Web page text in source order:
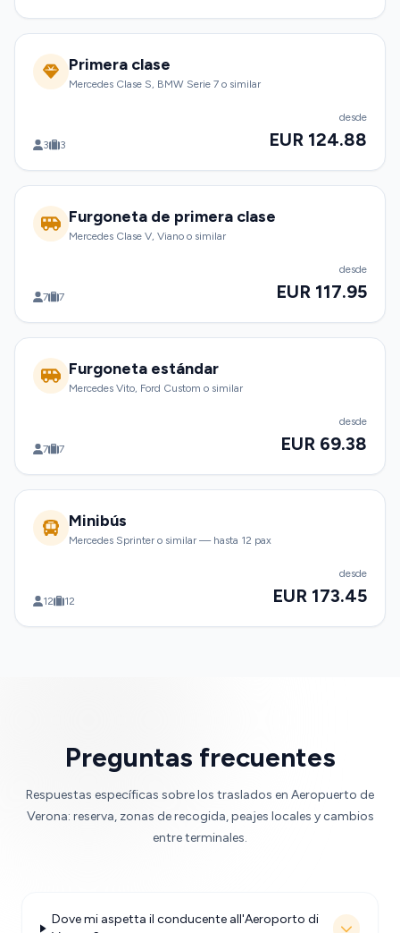
Primera clase
Mercedes Clase S, BMW Serie 7 o similar
3 3
desde
EUR 124.88
Furgoneta de primera clase
Mercedes Clase V, Viano o similar
7 7
desde
EUR 117.95
Furgoneta estándar
Mercedes Vito, Ford Custom o similar
7 7
desde
EUR 69.38
Minibús
Mercedes Sprinter o similar — hasta 12 pax
12 12
desde
EUR 173.45
Preguntas frecuentes
Respuestas específicas sobre los traslados en Aeropuerto de
Verona: reserva, zonas de recogida, peajes locales y cambios
entre terminales.
Dove mi aspetta il conducente all'Aeroporto di